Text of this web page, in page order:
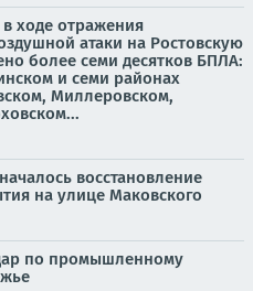
ходе отражения
атаки на Ростовскую
более семи десятков БПЛА:
и семи районах
Миллеровском,
восстановление
на улице Маковского
по промышленному